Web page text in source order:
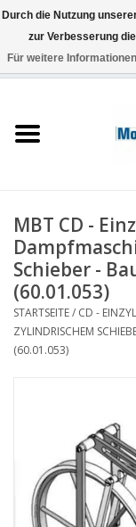
Schiffe
Holzbau
Landschaft
Maschinen
Zeitschriften
Neue Zeichnungen
MBT CD -
Schieber -
(60.01.053)
STARTSEITE/ CD -
ZYLINDRISCHEM
60.01.053)
Durch die Nutzung
zur Verbesserung
Für weitere